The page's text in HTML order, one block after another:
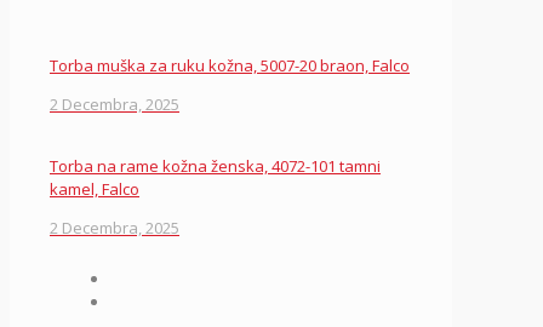
Torba muška za ruku kožna, 5007-20 braon, Falco
2 Decembra, 2025
Torba na rame kožna ženska, 4072-101 tamni
kamel, Falco
2 Decembra, 2025